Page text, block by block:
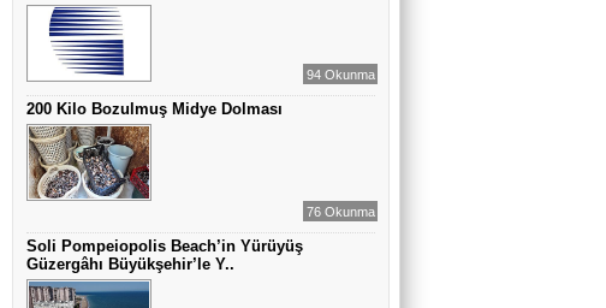
MUAZZEZ TOĞRUL
ZAMANA DUR DEMEK OLMAZ
VAHAP DABAKAN Pirincin Taşları
Kurdaki baskılanmanın ekonomideki
etkileri!
94 Okunma
200 Kilo Bozulmuş Midye Dolması
76 Okunma
Soli Pompeiopolis Beach’in Yürüyüş
Güzergâhı Büyükşehir’le Y..